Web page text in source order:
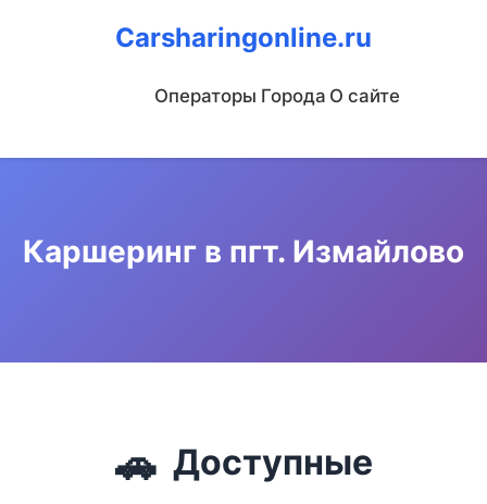
Carsharingonline.ru
Операторы Города О сайте
Каршеринг в пгт. Измайлово
🚗 Доступные